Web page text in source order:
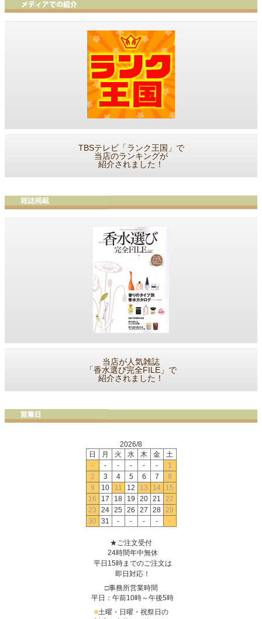
TBSテレビ「ランク王国」で
当店のランキングが
紹介されました！
当店が人気雑誌
「香水選び完全FILE」で
紹介されました！
2026/8
日
月 火 水 木 金
土
-
- - - - -
1
2
3 4 5 6 7
8
9
10 11 12 13 14
15
16
17 18 19 20 21
22
23
24 25 26 27 28
29
30
31 - - - - -
★ご注文受付
24時間年中無休
平日15時までのご注文は
即日対応！
□事務所営業時間
平日：午前10時～午後5時
■土曜・日曜・祝祭日の